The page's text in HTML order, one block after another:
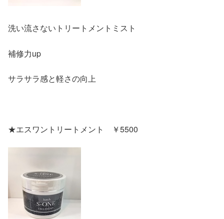
洗い流さないトリートメントミスト
補修力up
サラサラ感と軽さの向上
★エスワントリートメント ￥5500